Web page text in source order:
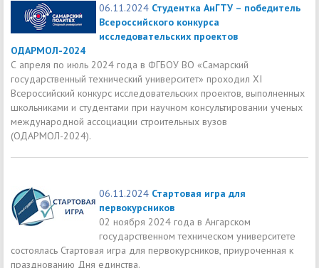
06.11.2024 Студентка АнГТУ – победитель
Всероссийского конкурса
исследовательских проектов
ОДАРМОЛ-2024
С апреля по июль 2024 года в ФГБОУ ВО «Самарский
государственный технический университет» проходил XI
Всероссийский конкурс исследовательских проектов, выполненных
школьниками и студентами при научном консультировании ученых
международной ассоциации строительных вузов
(ОДАРМОЛ-2024).
06.11.2024 Стартовая игра для
первокурсников
02 ноября 2024 года в Ангарском
государственном техническом университете
состоялась Стартовая игра для первокурсников, приуроченная к
празднованию Дня единства.